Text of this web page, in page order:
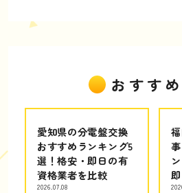
おすす
愛知県の分電盤交換
おすすめランキング5
選！格安・即日の有
資格業者を比較
2026.07.08